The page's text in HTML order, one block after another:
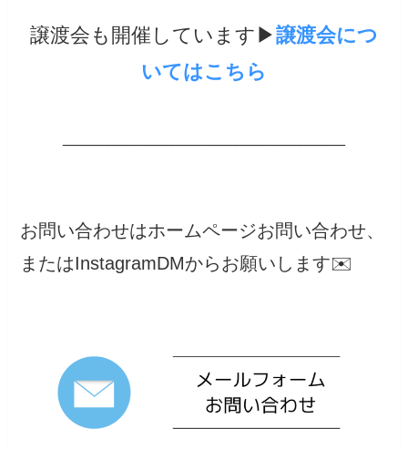
譲渡会も開催しています▶︎譲渡会につ
いてはこちら
お問い合わせはホームページお問い合わせ、
またはInstagramDMからお願いします✉️